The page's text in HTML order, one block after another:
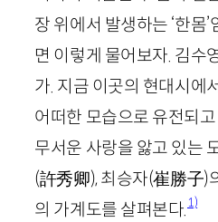
장 위에서 발생하는 ‘한몸
면 이렇게 물어보자. 김수
가. 지금 이곳의 현대시에
어떠한 모습으로 유전되
무서운 사랑을 앓고 있는
(許秀卿), 최승자(崔勝子)
의 가계도를 살펴본다. 1)